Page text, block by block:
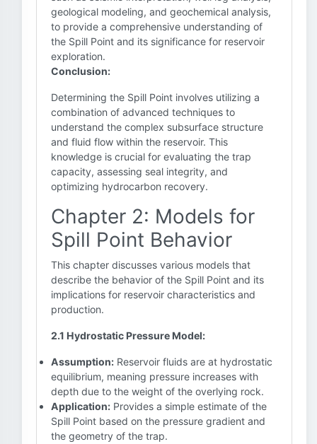
geological modeling, and geochemical analysis,
to provide a comprehensive understanding of
the Spill Point and its significance for reservoir
exploration.
Conclusion:
Determining the Spill Point involves utilizing a
combination of advanced techniques to
understand the complex subsurface structure
and fluid flow within the reservoir. This
knowledge is crucial for evaluating the trap
capacity, assessing seal integrity, and
optimizing hydrocarbon recovery.
Chapter 2: Models for
Spill Point Behavior
This chapter discusses various models that
describe the behavior of the Spill Point and its
implications for reservoir characteristics and
production.
2.1 Hydrostatic Pressure Model:
Assumption: Reservoir fluids are at hydrostatic
equilibrium, meaning pressure increases with
depth due to the weight of the overlying rock.
Application: Provides a simple estimate of the
Spill Point based on the pressure gradient and
the geometry of the trap.